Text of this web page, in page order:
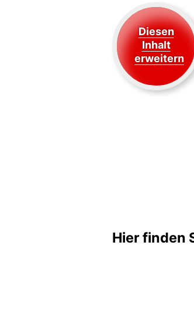
Diesen
Inhalt
erweitern
Hier finden